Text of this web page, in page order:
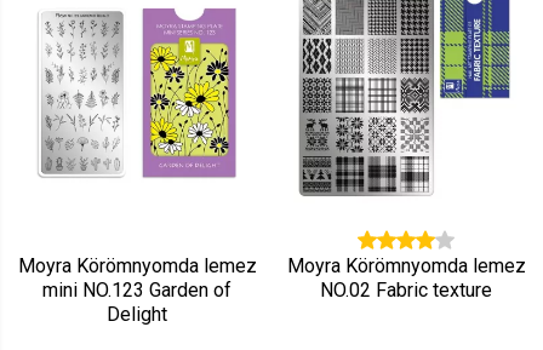
Ár szerint csökkenő
Ár szerint növekvő
Mutat: 160
Moyra Körömnyomda lemez
mini NO.123 Garden of
Delight
Moyra Körömnyomda lemez
NO.02 Fabric texture